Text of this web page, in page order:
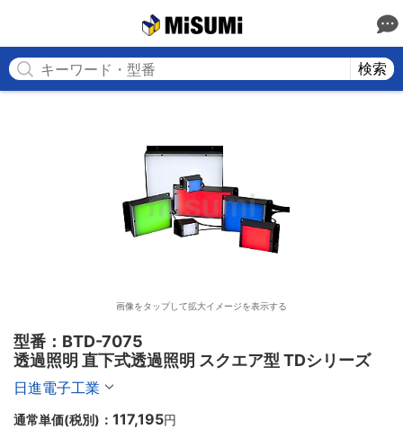
検索
画像をタップして拡大イメージを表示する
型番：BTD-7075
透過照明 直下式透過照明 スクエア型 TDシリーズ
日進電子工業
通常単価(税別)： 117,195円